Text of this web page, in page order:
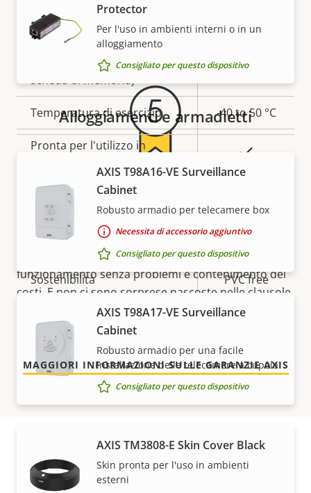
OptimizedIR Sì
Archiviazione locale (slot per
scheda di memoria)
Temperatura di esercizio -40 to 50 °C
Pronta per l'utilizzo in
Classe di resistenza agli atti
vandalici
IK10
Classificazione IP IP66
Sostenibilità PVC free
Protector
Per l'uso in ambienti interni o in un
alloggiamento
Consigliato per questo dispositivo
Alloggiamenti e armadietti
AXIS T98A16-VE Surveillance
Cabinet
Robusto armadio per telecamere box
Necessita di accessorio aggiuntivo
Consigliato per questo dispositivo
AXIS T98A17-VE Surveillance
Cabinet
Robusto armadio per una facile
installazione delle telecamere a cupola
Consigliato per questo dispositivo
AXIS TM3808-E Skin Cover Black
Skin pronta per l'uso in ambienti
esterni
Garanzia
5 anni di garanzia per la
massima tranquillità
La nostra nuova garanzia di 5 anni offre anni di
funzionamento senza problemi e contenimento dei
costi. E non ci sono sorprese nascoste nelle clausole
scritte in piccolo: otterrai esattamente quello che
promettiamo.
MAGGIORI INFORMAZIONI SULLE GARANZIE AXIS
Codici